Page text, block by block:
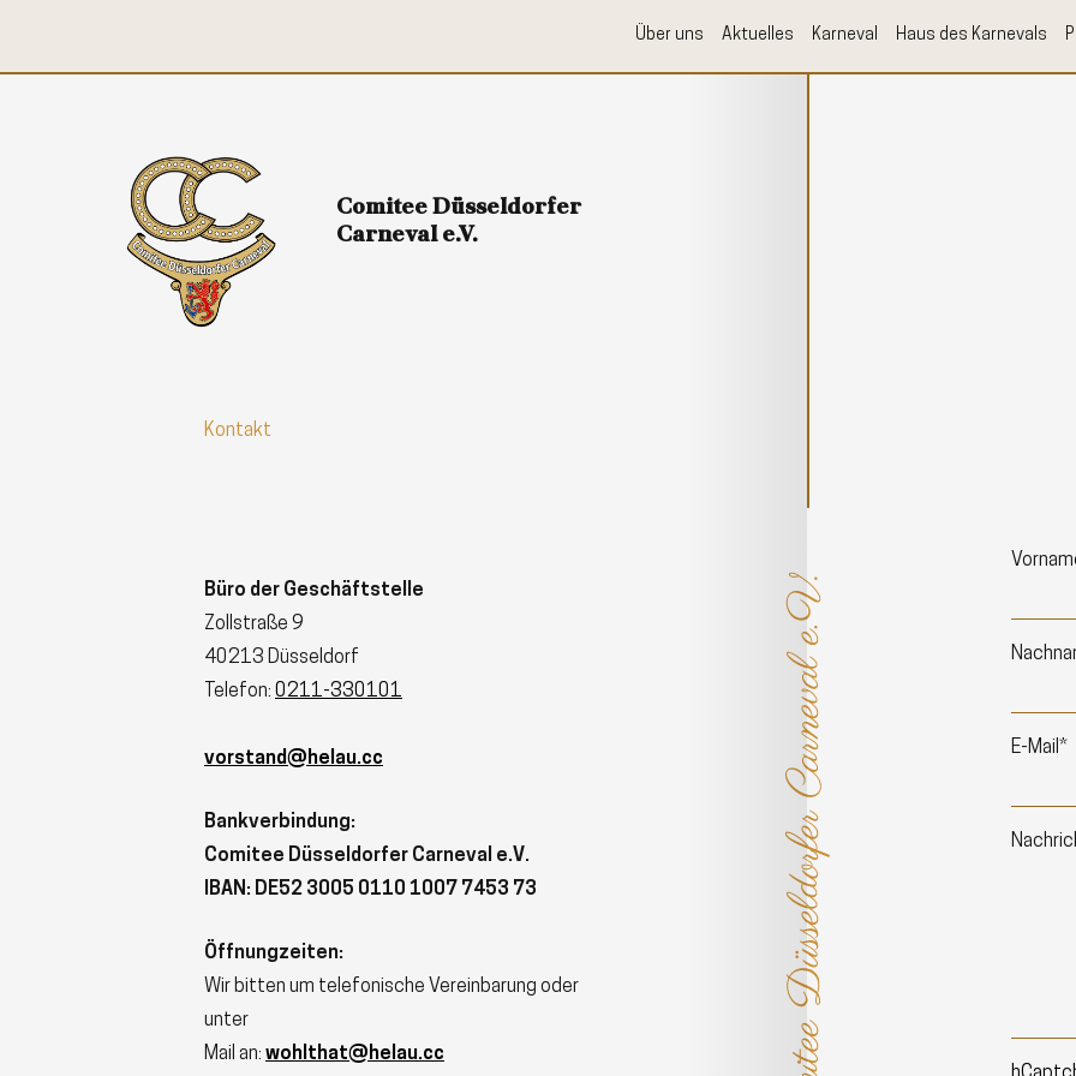
Über uns Aktuelles Karneval Haus des Karnevals
Comitee Düsseldorfer
Carneval e.V.
Kontakt
Büro der Geschäftstelle
Zollstraße 9
40213 Düsseldorf
Telefon: 0211-330101
vorstand@helau.cc
Bankverbindung:
Comitee Düsseldorfer Carneval e.V.
IBAN: DE52 3005 0110 1007 7453 73
Öffnungzeiten:
Wir bitten um telefonische Vereinbarung oder
unter
Mail an: wohlthat@helau.cc
E-Mail*